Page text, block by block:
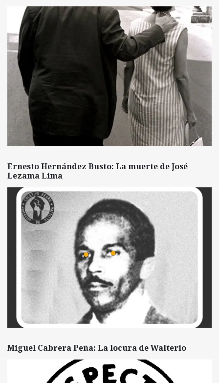
Ernesto Hernández Busto: La muerte de José
Lezama Lima
Miguel Cabrera Peña: La locura de Walterio